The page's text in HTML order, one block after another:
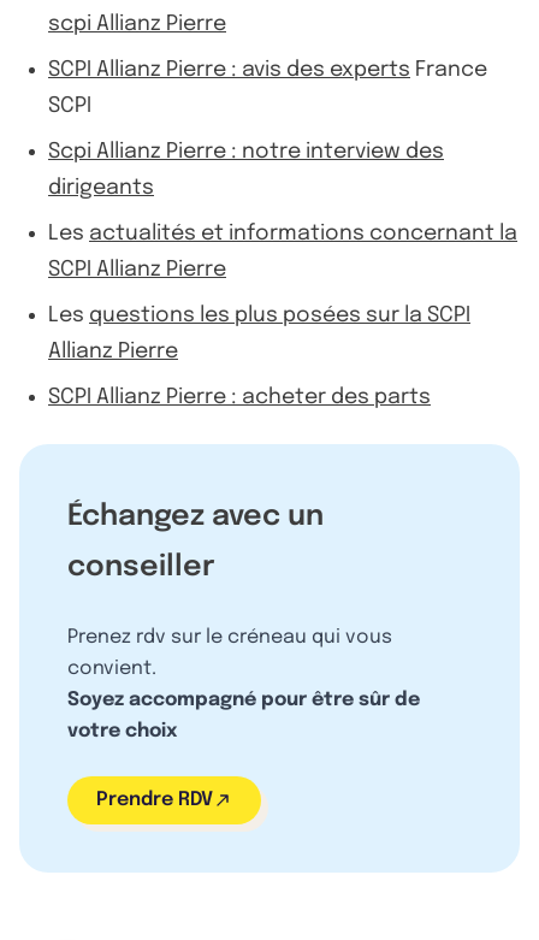
scpi Allianz Pierre
SCPI Allianz Pierre : avis des experts France
SCPI
Scpi Allianz Pierre : notre interview des
dirigeants
Les actualités et informations concernant la
SCPI Allianz Pierre
Les questions les plus posées sur la SCPI
Allianz Pierre
SCPI Allianz Pierre : acheter des parts
Échangez avec un
conseiller
Prenez rdv sur le créneau qui vous
convient.
Soyez accompagné pour être sûr de
votre choix
Prendre RDV